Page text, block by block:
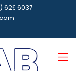
626 6037